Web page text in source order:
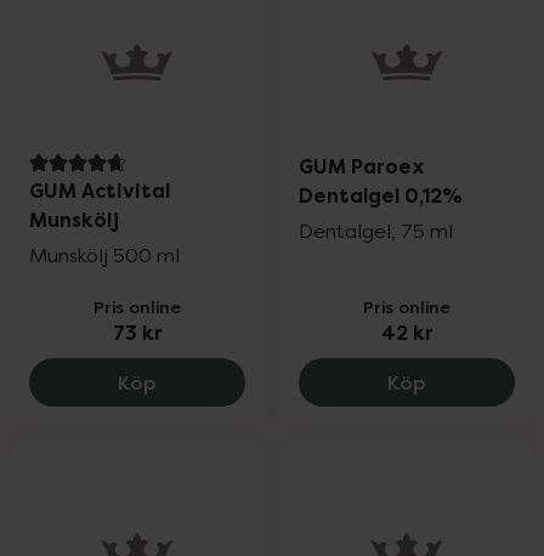
4.8 av 5 i omdöme
GUM Activital
Munskölj
Munskölj 500 ml
Pris online
73 kr
Köp GUM Activital Munskölj, 73 kr.
GUM Paroex
Dentalgel 0,12%
Dentalgel, 75 ml
Pris online
42 kr
Köp GUM